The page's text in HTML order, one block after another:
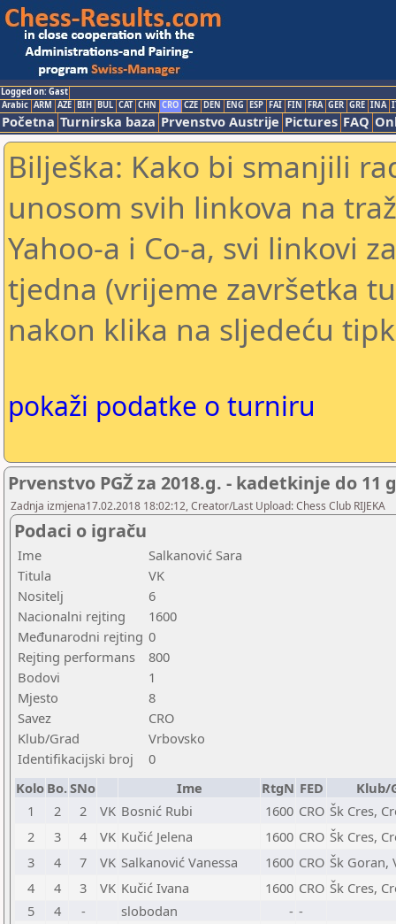
Logged on: Gast
Arabic ARM AZE BIH BUL CAT CHN CRO CZE DEN ENG ESP FAI FIN FRA GER GRE INA
Početna Turnirska baza Prvenstvo Austrije Pictures FAQ
Bilješka: Kako bi smanjili
unosom svih linkova na
Yahoo-a i Co-a, svi linkovi
tjedna (vrijeme završetka
nakon klika na sljedeću
pokaži podatke o turniru
Prvenstvo PGŽ za 2018.g. - kadetkinje do 11
Zadnja izmjena17.02.2018 18:02:12, Creator/Last Upload: Chess Club RIJEKA
Podaci o igraču
Ime
Salkanović Sara
Titula
VK
Nositelj
6
Nacionalni rejting
1600
Međunarodni rejting 0
Rejting performans
800
Bodovi
1
Mjesto
8
Savez
CRO
Klub/Grad
Vrbovsko
Identifikacijski broj
0
Kolo Bo.SNo Ime RtgN FED
Klub/
1
2 2 VK Bosnić Rubi 1600 CRO Šk Cres,
2
3 4 VK Kučić Jelena 1600 CRO Šk Cres,
3
4 7 VK Salkanović Vanessa 1600 CRO Šk Goran,
4
4 3 VK Kučić Ivana 1600 CRO Šk Cres,
5
4 - slobodan - -